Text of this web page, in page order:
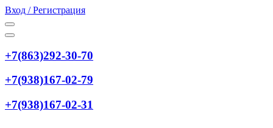
Вход / Регистрация
+7(863)292-30-70
+7(938)167-02-79
+7(938)167-02-31